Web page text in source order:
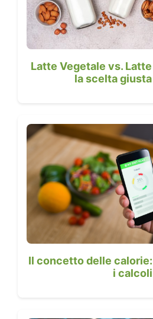
Latte Vegetale vs.
la scelta
Il concetto delle
i calcoli